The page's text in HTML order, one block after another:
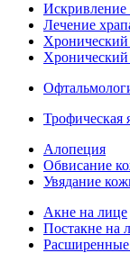
Искривление
Лечение
Хронический
Трофическая
Алопеция
Обвисание
Увядание
Акне на лице
Постакне на